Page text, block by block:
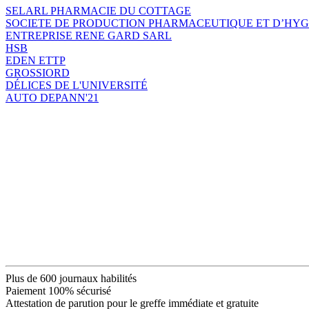
SELARL PHARMACIE DU COTTAGE
SOCIETE DE PRODUCTION PHARMACEUTIQUE ET
ENTREPRISE RENE GARD SARL
HSB
EDEN ETTP
GROSSIORD
DÉLICES DE L'UNIVERSITÉ
AUTO DEPANN'21
Plus de 600 journaux habilités
Paiement 100% sécurisé
Attestation de parution pour le greffe immédiate et gratuite